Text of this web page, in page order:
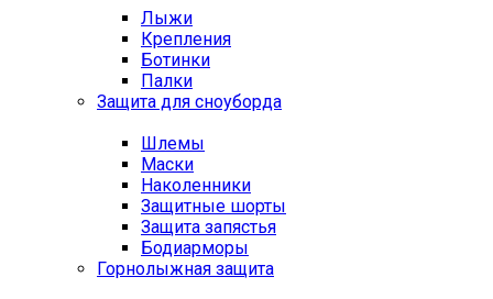
Лыжи
Крепления
Ботинки
Палки
Защита для сноуборда
Шлемы
Маски
Наколенники
Защитные шорты
Защита запястья
Бодиарморы
Горнолыжная защита